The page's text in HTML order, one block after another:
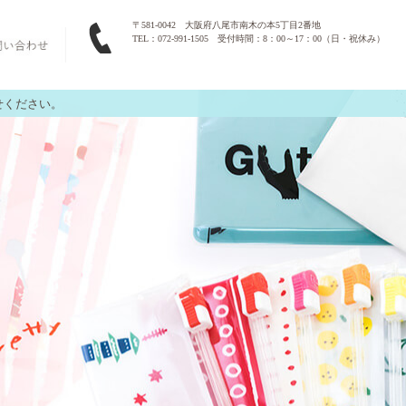
〒581-0042 大阪府八尾市南木の本5丁目2番地
TEL：072-991-1505 受付時間：8：00～17：00（日・祝休み）
ださい。